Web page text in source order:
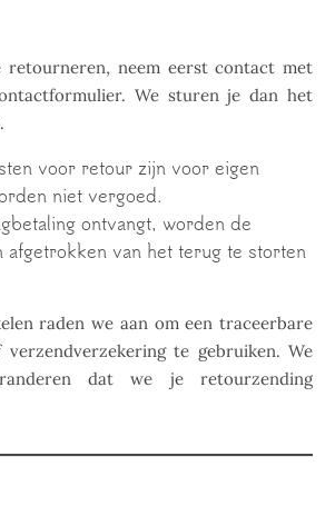
neem eerst contact met
We sturen je dan het
voor retour zijn voor eigen
niet vergoed.
ontvangt, worden de
afgetrokken van het terug te storten
raden we aan om een traceerbare
verzendverzekering te gebruiken. We
dat we je retourzending